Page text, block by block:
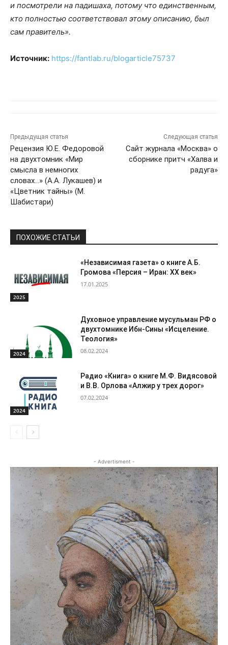
и посмотрели на падишаха, потому что единственным,
кто полностью соответствовал этому описанию, был
сам правитель».
Источник: https://fantlab.ru/blogarticle75737
Предыдущая статья
Рецензия Ю.Е. Федоровой
на двухтомник «Мир
смысла в немногих
словах…» (А.А. Лукашев) и
«Цветник тайны» (М.
Шабистари)
Следующая статья
Сайт журнала «Москва» о
сборнике притч «Халва и
радуга»
ПОХОЖИЕ СТАТЬИ
2025
«Независимая газета» о книге А.Б.
Громова «Персия – Иран: ХХ век»
17.01.2025
2024
Духовное управление мусульман РФ о
двухтомнике Ибн-Сины «Исцеление.
Теология»
08.02.2024
2024
Радио «Книга» о книге М.Ф. Видясовой
и В.В. Орлова «Алжир у трех дорог»
07.02.2024
- Advertisment -